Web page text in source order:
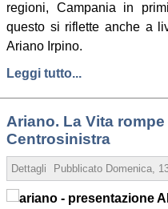
regioni, Campania in
questo si riflette anche a
Ariano Irpino.
Leggi tutto...
Ariano. La Vita
Centrosinistra
Dettagli Pubblicato Domenica,